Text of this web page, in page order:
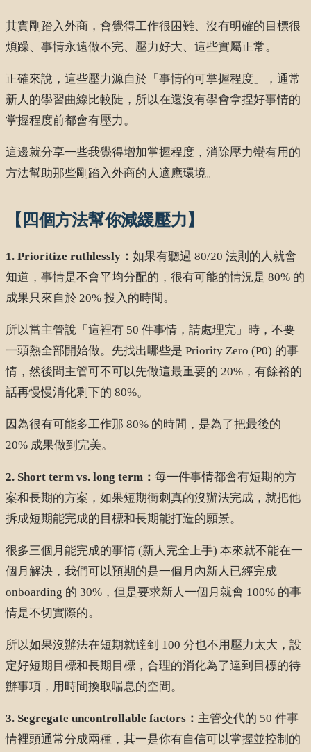
其實剛踏入外商，會覺得工作很困難、沒有明確的目標很
煩躁、事情永遠做不完、壓力好大、這些實屬正常。
正確來說，這些壓力源自於「事情的可掌握程度」，通常
新人的學習曲線比較陡，所以在還沒有學會拿捏好事情的
掌握程度前都會有壓力。
這邊就分享一些我覺得增加掌握程度，消除壓力蠻有用的
方法幫助那些剛踏入外商的人適應環境。
【四個方法幫你減緩壓力】
1. Prioritize ruthlessly： 如果有聽過 80/20 法則的人就會
知道，事情是不會平均分配的，很有可能的情況是 80% 的
成果只來自於 20% 投入的時間。
所以當主管說「這裡有 50 件事情，請處理完」時，不要
一頭熱全部開始做。先找出哪些是 Priority Zero (P0) 的事
情，然後問主管可不可以先做這最重要的 20%，有餘裕的
話再慢慢消化剩下的 80%。
因為很有可能多工作那 80% 的時間，是為了把最後的
20% 成果做到完美。
2. Short term vs. long term： 每一件事情都會有短期的方
案和長期的方案，如果短期衝刺真的沒辦法完成，就把他
拆成短期能完成的目標和長期能打造的願景。
很多三個月能完成的事情 (新人完全上手) 本來就不能在一
個月解決，我們可以預期的是一個月內新人已經完成
onboarding 的 30%，但是要求新人一個月就會 100% 的事
情是不切實際的。
所以如果沒辦法在短期就達到 100 分也不用壓力太大，設
定好短期目標和長期目標，合理的消化為了達到目標的待
辦事項，用時間換取喘息的空間。
3. Segregate uncontrollable factors： 主管交代的 50 件事
情裡頭通常分成兩種，其一是你有自信可以掌握並控制的